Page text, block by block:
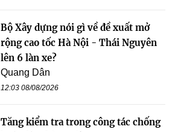
Bộ Xây dựng nói gì về đề xuất mở
rộng cao tốc Hà Nội - Thái Nguyên
lên 6 làn xe?
Quang Dân
12:03 08/08/2026
Tăng kiểm tra trong công tác chống